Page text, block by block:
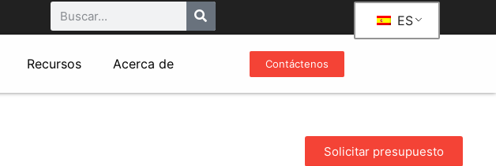
ES
Recursos Acerca de Contáctenos
Solicitar presupuesto